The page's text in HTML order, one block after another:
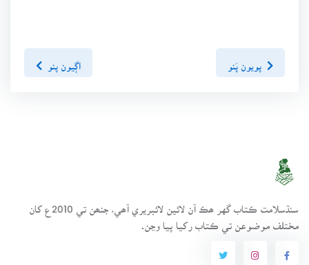
پويون پَنو اڳيون پنو
سنڌسلامت ڪتاب گهر ھڪ آن لائين لائبريري آھي، جنھن تي 2010ع کان
مختلف موضوعن تي ڪتاب رکيا پيا وڃن.